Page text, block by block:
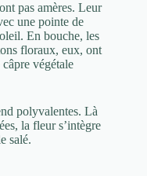
pas amères. Leur
une pointe de
En bouche, les
floraux, eux, ont
végétale
polyvalentes. Là
la fleur s’intègre
salé.